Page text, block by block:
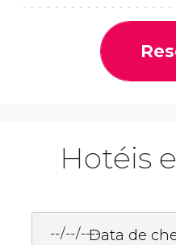
Hotéis
Data de